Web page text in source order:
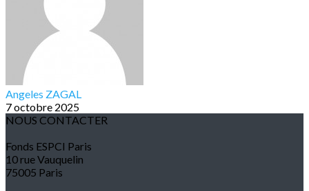
Angeles ZAGAL
7 octobre 2025
NOUS CONTACTER
Fonds ESPCI Paris
10 rue Vauquelin
75005 Paris